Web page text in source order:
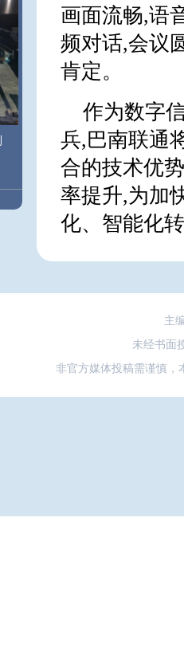
画面流畅,语
频对话,会议
肯定。
作为数字
兵,巴南联通
合的技术优
率提升,为加
化、智能化
主
未经书面
非官方媒体投稿需谨慎，